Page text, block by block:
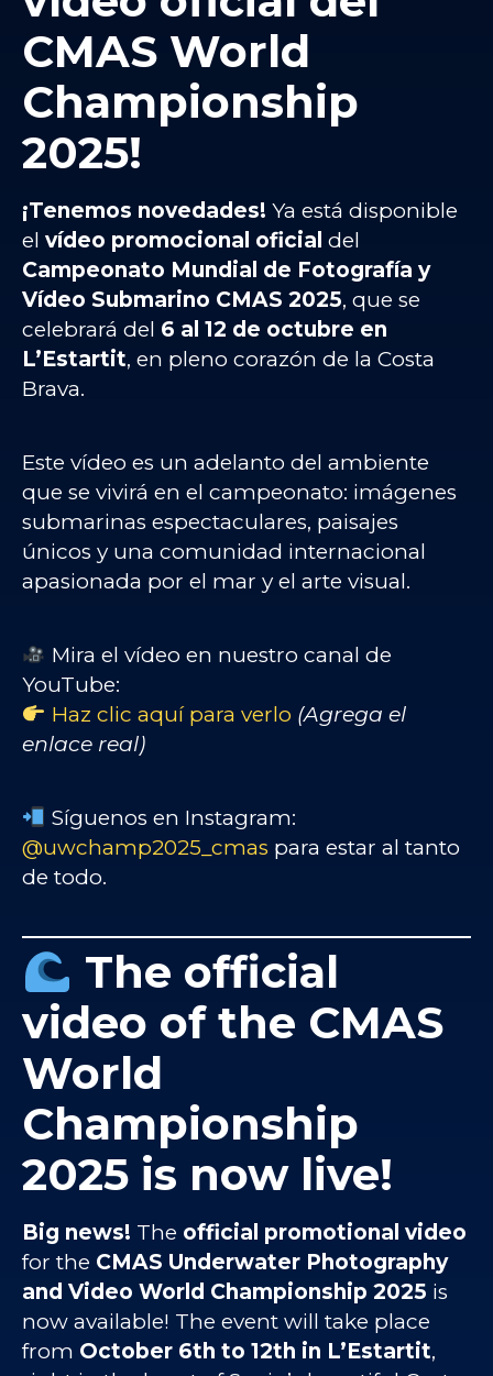
CMAS World
Championship
2025!
¡Tenemos novedades! Ya está disponible
el vídeo promocional oficial del
Campeonato Mundial de Fotografía y
Vídeo Submarino CMAS 2025, que se
celebrará del 6 al 12 de octubre en
L’Estartit, en pleno corazón de la Costa
Brava.
Este vídeo es un adelanto del ambiente
que se vivirá en el campeonato: imágenes
submarinas espectaculares, paisajes
únicos y una comunidad internacional
apasionada por el mar y el arte visual.
Mira el vídeo en nuestro canal de
YouTube:
Haz clic aquí para verlo (Agrega el
enlace real)
Síguenos en Instagram:
@uwchamp2025_cmas para estar al tanto
de todo.
The official
video of the CMAS
World
Championship
2025 is now live!
Big news! The official promotional video
for the CMAS Underwater Photography
and Video World Championship 2025 is
now available! The event will take place
from October 6th to 12th in L’Estartit,